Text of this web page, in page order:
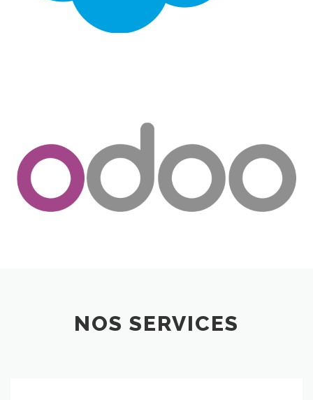
NOS SERVICES